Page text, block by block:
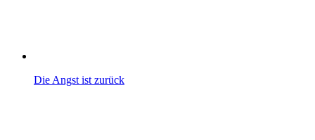
Die Angst ist zurück